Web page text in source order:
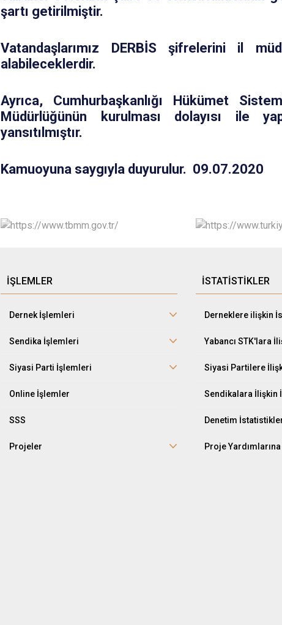
şartı getirilmiştir.
Vatandaşlarımız DERBİS şifrelerini il
alabileceklerdir.
Ayrıca, Cumhurbaşkanlığı Hükümet
Müdürlüğünün kurulması dolayısı ile
yansıtılmıştır.
Kamuoyuna saygıyla duyurulur. 09.07.2020
İŞLEMLER
Dernek İşlemleri
Sendika İşlemleri
Siyasi Parti İşlemleri
Online İşlemler
SSS
Projeler
İSTATİSTİKLER
Derneklere ilişkin
Yabancı STK'lara
Siyasi Partilere
Sendikalara İlişkin
Denetim
Proje